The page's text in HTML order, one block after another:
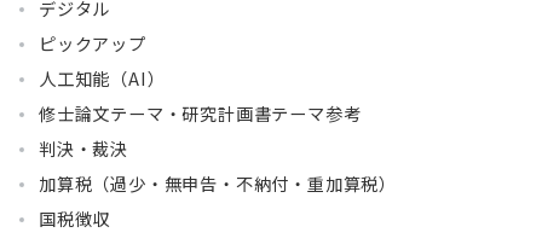
デジタル
ピックアップ
人工知能（AI）
修士論文テーマ・研究計画書テーマ参考
判決・裁決
加算税（過少・無申告・不納付・重加算税）
国税徴収